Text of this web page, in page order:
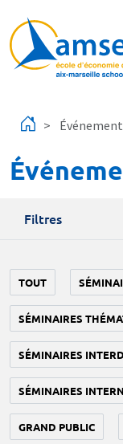
Filtres
TOUT
SÉMINAIRES
SÉMINAIRES
SÉMINAIRES
GRAND PUBLIC